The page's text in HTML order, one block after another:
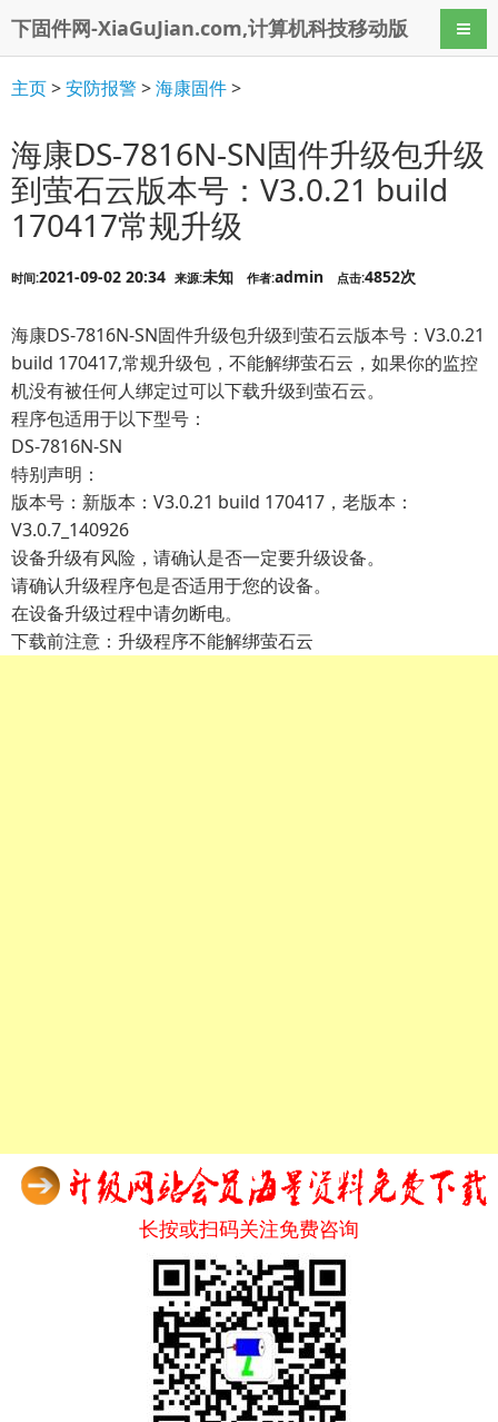
下固件网-XiaGuJian.com,计算机科技移动版 导航
主页>安防报警>海康固件>
海康DS-7816N-SN固件升级包升级
到萤石云版本号：V3.0.21 build
170417常规升级
时间:2021-09-02 20:34 来源:未知 作者:admin 点击:4852次
海康DS-7816N-SN固件升级包升级到萤石云版本号：V3.0.21
build 170417,常规升级包，不能解绑萤石云，如果你的监控
机没有被任何人绑定过可以下载升级到萤石云。
程序包适用于以下型号：
DS-7816N-SN
特别声明：
版本号：新版本：V3.0.21 build 170417，老版本：
V3.0.7_140926
设备升级有风险，请确认是否一定要升级设备。
请确认升级程序包是否适用于您的设备。
在设备升级过程中请勿断电。
下载前注意：升级程序不能解绑萤石云
长按或扫码关注免费咨询